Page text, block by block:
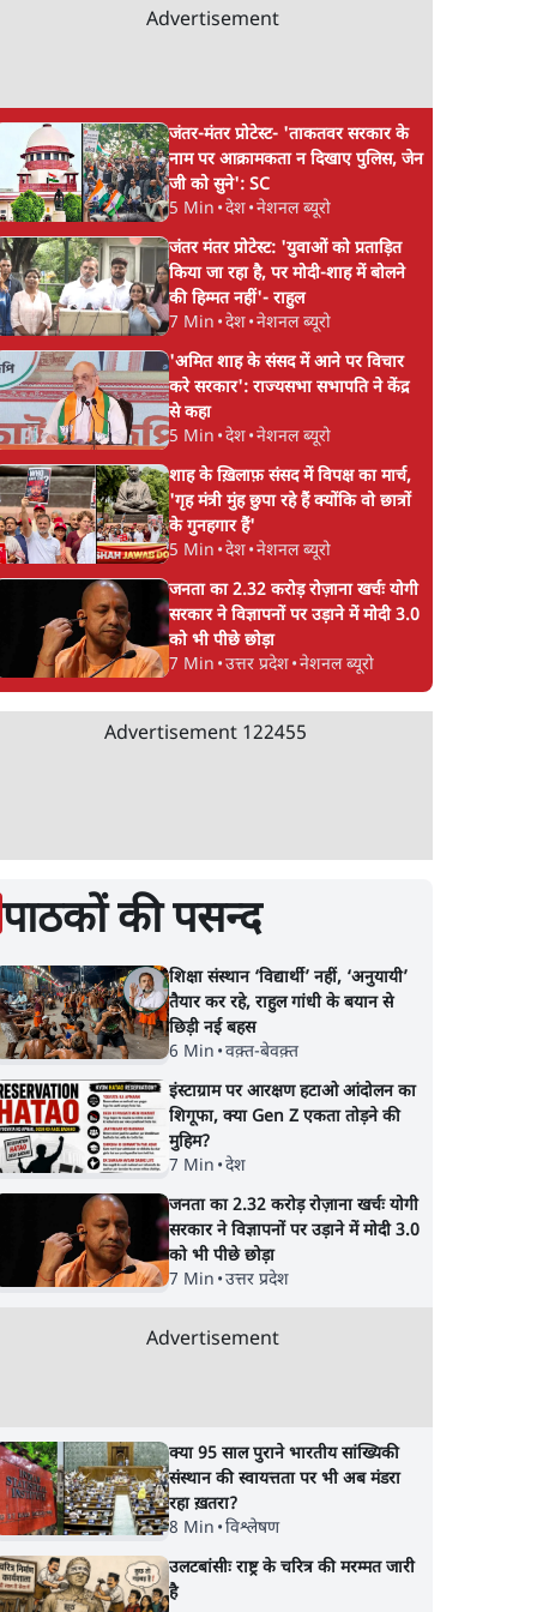
Advertisement
जंतर-मंतर प्रोटेस्ट- 'ताकतवर सरकार के
नाम पर आक्रामकता न दिखाए पुलिस, जेन
जी को सुने': SC
5 Min •देश•नेशनल ब्यूरो
जंतर मंतर प्रोटेस्ट: 'युवाओं को प्रताड़ित
किया जा रहा है, पर मोदी-शाह में बोलने
की हिम्मत नहीं'- राहुल
7 Min •देश•नेशनल ब्यूरो
'अमित शाह के संसद में आने पर विचार
करे सरकार': राज्यसभा सभापति ने केंद्र
से कहा
5 Min •देश•नेशनल ब्यूरो
शाह के ख़िलाफ़ संसद में विपक्ष का मार्च,
'गृह मंत्री मुंह छुपा रहे हैं क्योंकि वो छात्रों
के गुनहगार हैं'
5 Min •देश•नेशनल ब्यूरो
जनता का 2.32 करोड़ रोज़ाना खर्चः योगी
सरकार ने विज्ञापनों पर उड़ाने में मोदी 3.0
को भी पीछे छोड़ा
7 Min •उत्तर प्रदेश•नेशनल ब्यूरो
Advertisement 122455
पाठकों की पसन्द
शिक्षा संस्थान ‘विद्यार्थी’ नहीं, ‘अनुयायी’
तैयार कर रहे, राहुल गांधी के बयान से
छिड़ी नई बहस
6 Min •वक़्त-बेवक़्त
इंस्टाग्राम पर आरक्षण हटाओ आंदोलन का
शिगूफा, क्या Gen Z एकता तोड़ने की
मुहिम?
7 Min •देश
जनता का 2.32 करोड़ रोज़ाना खर्चः योगी
सरकार ने विज्ञापनों पर उड़ाने में मोदी 3.0
को भी पीछे छोड़ा
7 Min •उत्तर प्रदेश
Advertisement
क्या 95 साल पुराने भारतीय सांख्यिकी
संस्थान की स्वायत्तता पर भी अब मंडरा
रहा ख़तरा?
8 Min •विश्लेषण
उलटबांसीः राष्ट्र के चरित्र की मरम्मत जारी
है